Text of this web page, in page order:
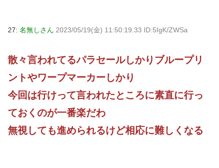
27: 名無しさん 2023/05/19(金) 11:50:19.33 ID:5IgK/ZWSa
散々言われてるパラセールしかりブループリ
ントやワープマーカーしかり
今回は行けって言われたところに素直に行っ
ておくのが一番楽だわ
無視しても進められるけど相応に難しくなる